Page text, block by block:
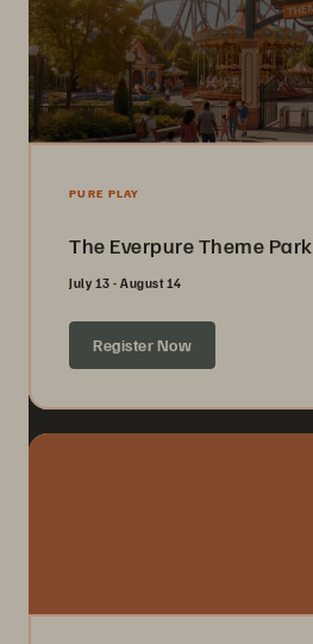
PURE PLAY
The Everpure Theme Park
July 13 - August 14
Register Now